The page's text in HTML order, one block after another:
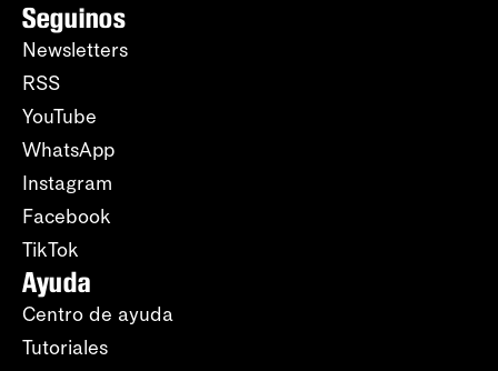
Seguinos
Newsletters
RSS
YouTube
WhatsApp
Instagram
Facebook
TikTok
Ayuda
Centro de ayuda
Tutoriales